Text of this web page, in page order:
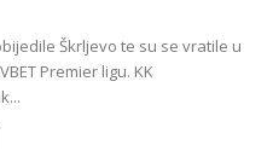
Škrljevo te su se vratile u
Premier ligu. KK